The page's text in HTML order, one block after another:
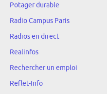
Potager durable
Radio Campus Paris
Radios en direct
Realinfos
Rechercher un emploi
Reflet-Info